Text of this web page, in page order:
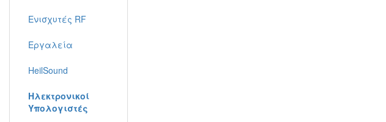
Ενισχυτές RF
Εργαλεία
HeilSound
Ηλεκτρονικοί
Υπολογιστές